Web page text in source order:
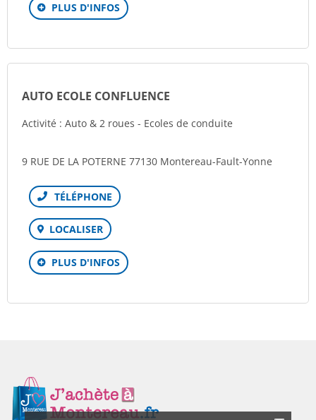
PLUS D'INFOS
AUTO ECOLE CONFLUENCE
Activité : Auto & 2 roues - Ecoles de conduite
9 RUE DE LA POTERNE 77130 Montereau-Fault-Yonne
Téléphone
LOCALISER
PLUS D'INFOS